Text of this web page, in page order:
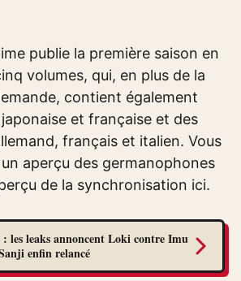
publie la première saison en
volumes, qui, en plus de la
contient également
et française et des
français et italien. Vous
aperçu des germanophones
de la synchronisation ici.
: les leaks annoncent Loki contre Imu
enfin relancé